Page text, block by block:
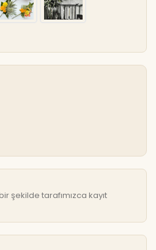
şekilde tarafımızca kayıt